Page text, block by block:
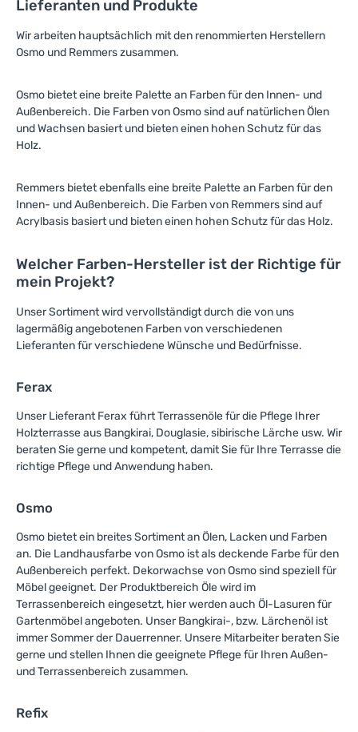
Lieferanten und Produkte
Wir arbeiten hauptsächlich mit den renommierten Herstellern
Osmo und Remmers zusammen.
Osmo bietet eine breite Palette an Farben für den Innen- und
Außenbereich. Die Farben von Osmo sind auf natürlichen Ölen
und Wachsen basiert und bieten einen hohen Schutz für das
Holz.
Remmers bietet ebenfalls eine breite Palette an Farben für den
Innen- und Außenbereich. Die Farben von Remmers sind auf
Acrylbasis basiert und bieten einen hohen Schutz für das Holz.
Welcher Farben-Hersteller ist der Richtige für
mein Projekt?
Unser Sortiment wird vervollständigt durch die von uns
lagermäßig angebotenen Farben von verschiedenen
Lieferanten für verschiedene Wünsche und Bedürfnisse.
Ferax
Unser Lieferant Ferax führt Terrassenöle für die Pflege Ihrer
Holzterrasse aus Bangkirai, Douglasie, sibirische Lärche usw. Wir
beraten Sie gerne und kompetent, damit Sie für Ihre Terrasse die
richtige Pflege und Anwendung haben.
Osmo
Osmo bietet ein breites Sortiment an Ölen, Lacken und Farben
an. Die Landhausfarbe von Osmo ist als deckende Farbe für den
Außenbereich perfekt. Dekorwachse von Osmo sind speziell für
Möbel geeignet. Der Produktbereich Öle wird im
Terrassenbereich eingesetzt, hier werden auch Öl-Lasuren für
Gartenmöbel angeboten. Unser Bangkirai-, bzw. Lärchenöl ist
immer Sommer der Dauerrenner. Unsere Mitarbeiter beraten Sie
gerne und stellen Ihnen die geeignete Pflege für Ihren Außen-
und Terrassenbereich zusammen.
Refix